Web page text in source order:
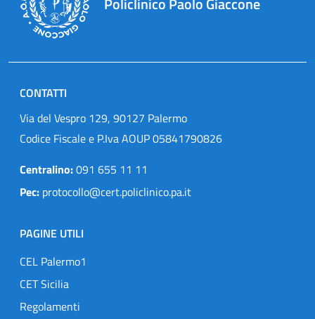
CONTATTI
Via del Vespro 129, 90127 Palermo
Codice Fiscale e P.Iva AOUP 05841790826
Centralino:091 655 11 11
Pec: protocollo@cert.policlinico.pa.it
PAGINE UTILI
CEL Palermo1
CET Sicilia
Regolamenti